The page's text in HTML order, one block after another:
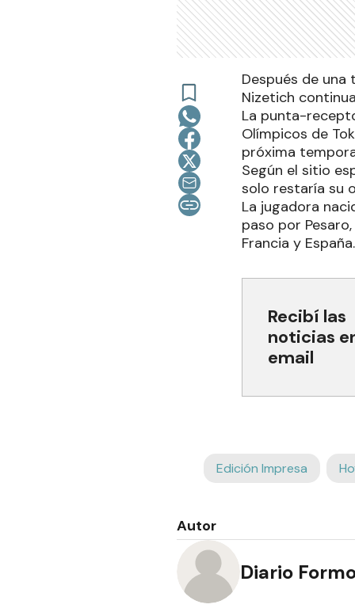
Después de una
Nizetich
La punta-
Olímpicos de
próxima
Según el sitio
solo restaría su
La jugadora
paso por
Francia y España.
Recibí las
noticias
email
Edición Impresa
Autor
Diario